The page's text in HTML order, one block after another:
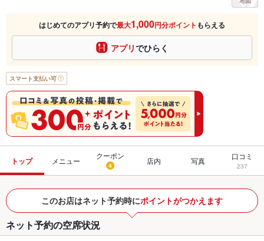
はじめてのアプリ予約で最大1,000円分ポイント もらえる
アプリでひらく
スマート支払い可
トップ メニュー
クーポン
4 店内 写真 口コミ
237
このお店はネット予約時にポイントがつかえます
ネット予約の空席状況